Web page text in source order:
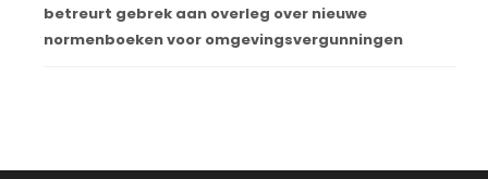
betreurt gebrek aan overleg over nieuwe
normenboeken voor omgevingsvergunningen